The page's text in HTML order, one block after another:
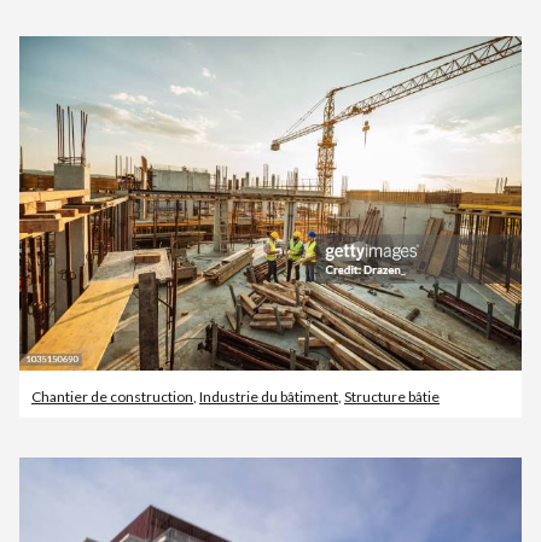
Chantier de construction, Industrie du bâtiment, Structure bâtie